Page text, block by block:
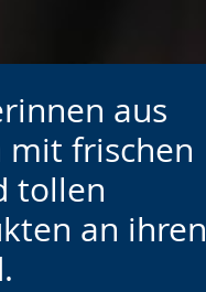
aus
mit frischen
tollen
an ihren